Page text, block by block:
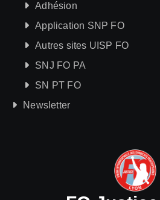
Adhésion
Application SNP FO
Autres sites UISP FO
SNJ FO PA
SN PT FO
Newsletter